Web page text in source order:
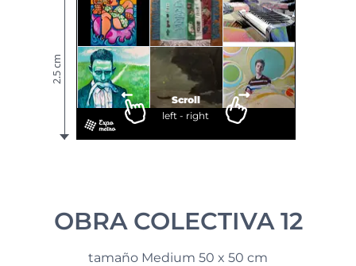
2.5 cm
Scroll
left - right
OBRA COLECTIVA 12
tamaño Medium 50 x 50 cm